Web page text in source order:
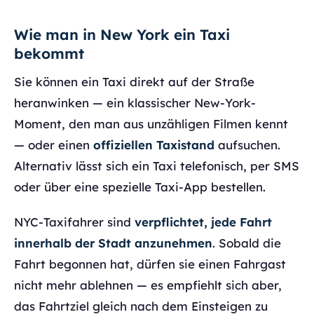
Wie man in New York ein Taxi
bekommt
Sie können ein Taxi direkt auf der Straße
heranwinken — ein klassischer New-York-
Moment, den man aus unzähligen Filmen kennt
— oder einen offiziellen Taxistand aufsuchen.
Alternativ lässt sich ein Taxi telefonisch, per SMS
oder über eine spezielle Taxi-App bestellen.
NYC-Taxifahrer sind verpflichtet, jede Fahrt
innerhalb der Stadt anzunehmen. Sobald die
Fahrt begonnen hat, dürfen sie einen Fahrgast
nicht mehr ablehnen — es empfiehlt sich aber,
das Fahrtziel gleich nach dem Einsteigen zu